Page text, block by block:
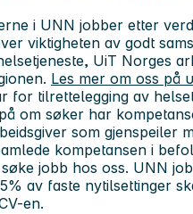
i UNN jobber etter
viktigheten av godt
UiT Norges
Les mer om oss på
for tilrettelegging av
om søker har
som gjenspeiler
kompetansen i
jobb hos oss. UNN
av faste nytilsettinger
en.